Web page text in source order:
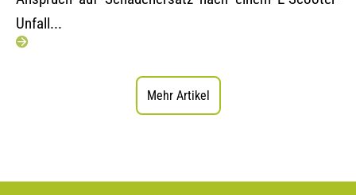
Unfall...
Mehr Artikel